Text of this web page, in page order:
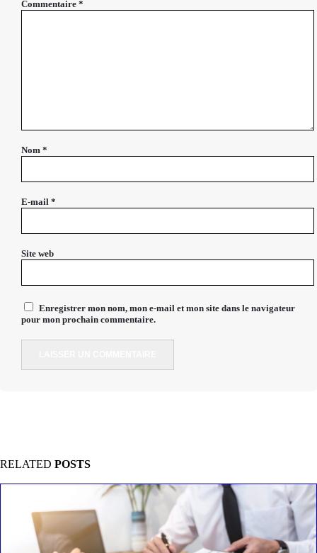
Commentaire *
Nom *
E-mail *
Site web
Enregistrer mon nom, mon e-mail et mon site dans le navigateur
pour mon prochain commentaire.
RELATED POSTS